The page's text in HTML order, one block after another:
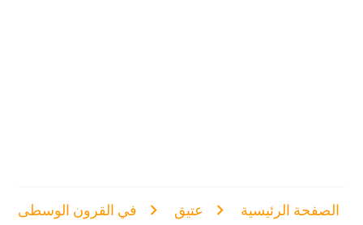
الصفحة الرئيسية عتيق في القرون الوسطى